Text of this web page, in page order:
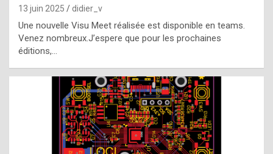
t
t
e
b
e
s
t
13 juin 2025 didier_v
Une nouvelle Visu Meet réalisée est disponible en teams.
Venez nombreux.J’espere que pour les prochaines
éditions,…